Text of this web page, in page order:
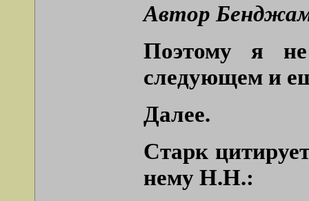
Автор
Поэтому я не
следующем и
Далее.
Старк
нему Н.Н.: